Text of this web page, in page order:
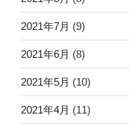
2021年7月 (9)
2021年6月 (8)
2021年5月 (10)
2021年4月 (11)